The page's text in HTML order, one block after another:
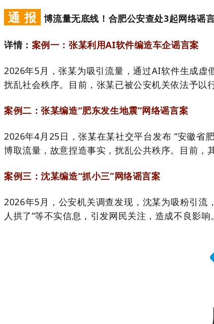
通 报 博流量无底线！合肥公安查处3起网络谣
详情： 案例一：张某利用AI软件编造车企谣言案
2026年5月，张某为吸引流量，通过AI软件生成虚
扰乱社会秩序。目前，张某已被公安机关依法予以
案例二：张某编造“肥东发生地震”网络谣言案
2026年4月25日，张某在某社交平台发布 “安徽省
博取流量，故意捏造事实，扰乱公共秩序。目前，
案例三：沈某编造“抓小三”网络谣言案
2026年5月，公安机关调查发现，沈某为吸粉引流
人拱了”等不实信息，引发网民关注，造成不良影